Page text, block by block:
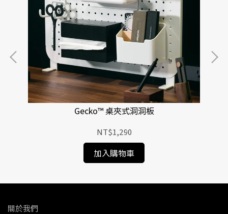
Gecko™ 桌夾式洞洞板
NT$1,290
加入購物車
關於我們